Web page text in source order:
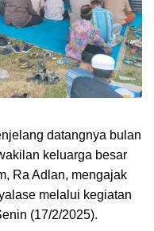
datangnya bulan
keluarga besar
Ra Adlan, mengajak
melalui kegiatan
(17/2/2025).